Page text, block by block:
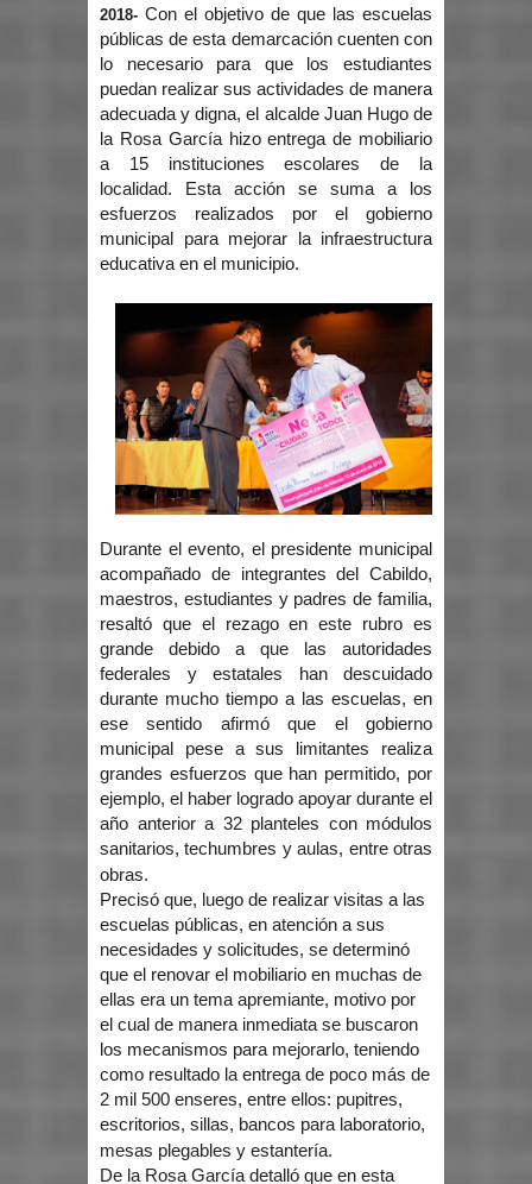
2018- Con el objetivo de que las escuelas
públicas de esta demarcación cuenten con
lo necesario para que los estudiantes
puedan realizar sus actividades de manera
adecuada y digna, el alcalde Juan Hugo de
la Rosa García hizo entrega de mobiliario
a 15 instituciones escolares de la
localidad. Esta acción se suma a los
esfuerzos realizados por el gobierno
municipal para mejorar la infraestructura
educativa en el municipio.
Durante el evento, el presidente municipal
acompañado de integrantes del Cabildo,
maestros, estudiantes y padres de familia,
resaltó que el rezago en este rubro es
grande debido a que las autoridades
federales y estatales han descuidado
durante mucho tiempo a las escuelas, en
ese sentido afirmó que el gobierno
municipal pese a sus limitantes realiza
grandes esfuerzos que han permitido, por
ejemplo, el haber logrado apoyar durante el
año anterior a 32 planteles con módulos
sanitarios, techumbres y aulas, entre otras
obras.
Precisó que, luego de realizar visitas a las
escuelas públicas, en atención a sus
necesidades y solicitudes, se determinó
que el renovar el mobiliario en muchas de
ellas era un tema apremiante, motivo por
el cual de manera inmediata se buscaron
los mecanismos para mejorarlo, teniendo
como resultado la entrega de poco más de
2 mil 500 enseres, entre ellos: pupitres,
escritorios, sillas, bancos para laboratorio,
mesas plegables y estantería.
De la Rosa García detalló que en esta